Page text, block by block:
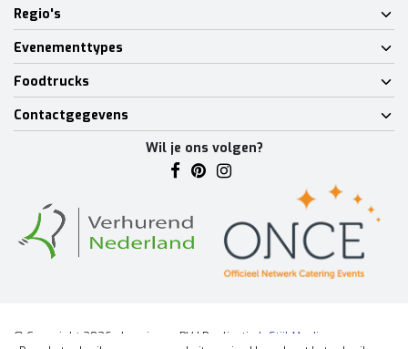
Regio's
Evenementtypes
Foodtrucks
Contactgegevens
Wil je ons volgen?
© Copyright 2026 - Lumineux BV | Realisatie InStijl Media